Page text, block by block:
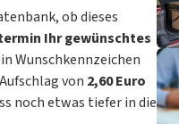
ob dieses
Ihr gewünschtes
Wunschkennzeichen
von 2,60 Euro
noch etwas tiefer in die